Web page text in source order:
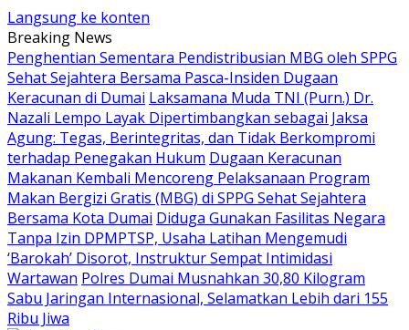
Langsung ke konten
Breaking News
Penghentian Sementara Pendistribusian MBG oleh SPPG
Sehat Sejahtera Bersama Pasca-Insiden Dugaan
Keracunan di Dumai Laksamana Muda TNI (Purn.) Dr.
Nazali Lempo Layak Dipertimbangkan sebagai Jaksa
Agung: Tegas, Berintegritas, dan Tidak Berkompromi
terhadap Penegakan Hukum Dugaan Keracunan
Makanan Kembali Mencoreng Pelaksanaan Program
Makan Bergizi Gratis (MBG) di SPPG Sehat Sejahtera
Bersama Kota Dumai Diduga Gunakan Fasilitas Negara
Tanpa Izin DPMPTSP, Usaha Latihan Mengemudi
‘Barokah’ Disorot, Instruktur Sempat Intimidasi
Wartawan Polres Dumai Musnahkan 30,80 Kilogram
Sabu Jaringan Internasional, Selamatkan Lebih dari 155
Ribu Jiwa